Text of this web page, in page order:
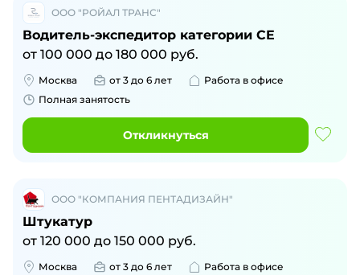
ООО "РОЙАЛ ТРАНС"
Водитель-экспедитор категории CE
от 100 000 до 180 000 руб.
Москва от 3 до 6 лет
Работа в офисе
Полная занятость
Откликнуться
ООО "КОМПАНИЯ ПЕНТАДИЗАЙН"
Штукатур
от 120 000 до 150 000 руб.
Москва от 3 до 6 лет
Работа в офисе